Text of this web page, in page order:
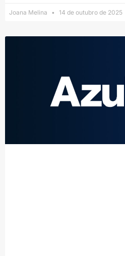
Joana Melina 14 de outubro de 2025